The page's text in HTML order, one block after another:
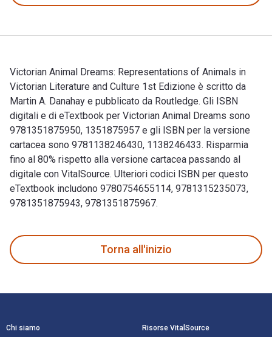
Victorian Animal Dreams: Representations of Animals in
Victorian Literature and Culture 1st Edizione è scritto da
Martin A. Danahay e pubblicato da Routledge. Gli ISBN
digitali e di eTextbook per Victorian Animal Dreams sono
9781351875950, 1351875957 e gli ISBN per la versione
cartacea sono 9781138246430, 1138246433. Risparmia
fino al 80% rispetto alla versione cartacea passando al
digitale con VitalSource. Ulteriori codici ISBN per questo
eTextbook includono 9780754655114, 9781315235073,
9781351875943, 9781351875967.
Torna all'inizio
Chi siamo Risorse VitalSource